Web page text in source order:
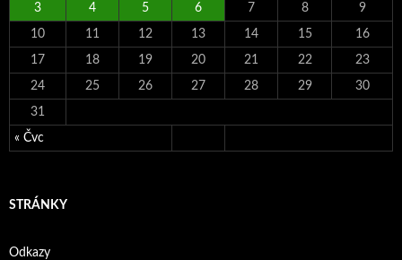
« Čvc
3 4 5 6 7 8 9
10 11 12 13 14 15 16
17 18 19 20 21 22 23
24 25 26 27 28 29 30
31
STRÁNKY
Odkazy